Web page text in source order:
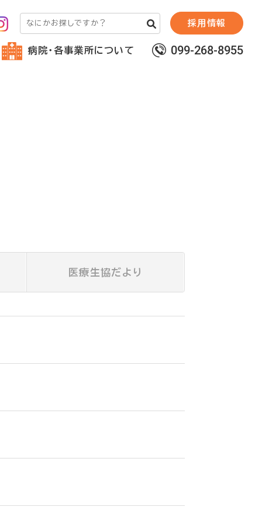
採⽤情報
病院・各事業所について 099-268-8955
医療生協だより